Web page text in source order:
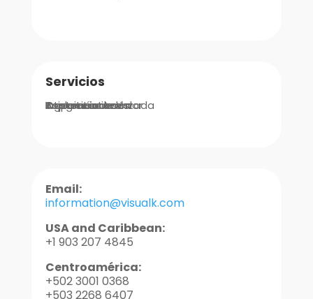
Servicios
Integraciones
Implementación
Ingeniería de Valor
Asistencia Avanzada
Soporte
Capacitaciones
Email:
information@visualk.com
USA and Caribbean:
+1 903 207 4845
Centroamérica:
+502 3001 0368
+503 2268 6407